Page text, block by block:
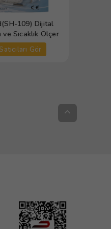
109) Dijital
ve Sıcaklık Ölçer
Gör